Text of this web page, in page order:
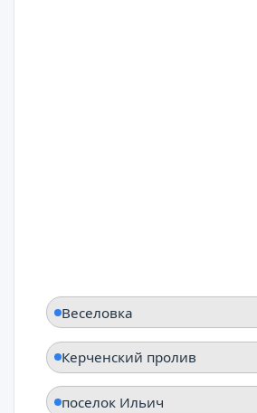
Веселовка
Керченский пролив
поселок Ильич